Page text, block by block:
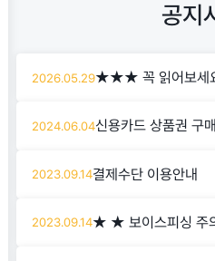
공지
2026.05.29★★★ 꼭 읽어보세
2024.06.04신용카드 상품권 구
2023.09.14결제수단 이용안내
2023.09.14★ ★ 보이스피싱 주